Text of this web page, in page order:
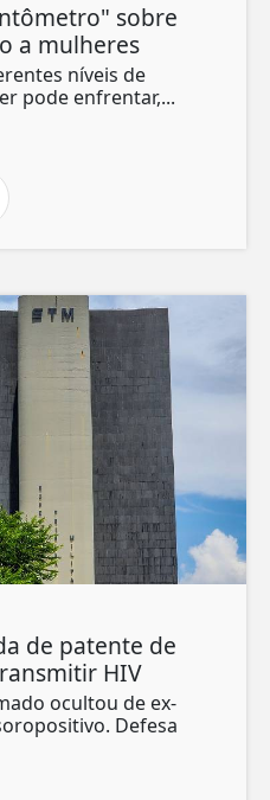
sobre
a mulheres
níveis de
pode enfrentar,...
de patente de
HIV
ocultou de ex-
Defesa